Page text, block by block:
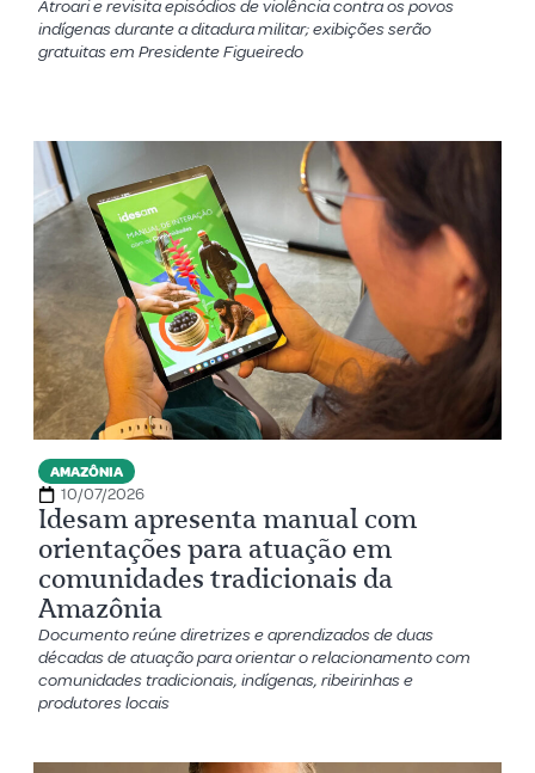
Atroari e revisita episódios de violência contra os povos
indígenas durante a ditadura militar; exibições serão
gratuitas em Presidente Figueiredo
AMAZÔNIA
10/07/2026
Idesam apresenta manual com
orientações para atuação em
comunidades tradicionais da
Amazônia
Documento reúne diretrizes e aprendizados de duas
décadas de atuação para orientar o relacionamento com
comunidades tradicionais, indígenas, ribeirinhas e
produtores locais